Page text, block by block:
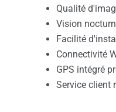
Qualité
Vision
Facilité
Connectivité
GPS intégré
Service client